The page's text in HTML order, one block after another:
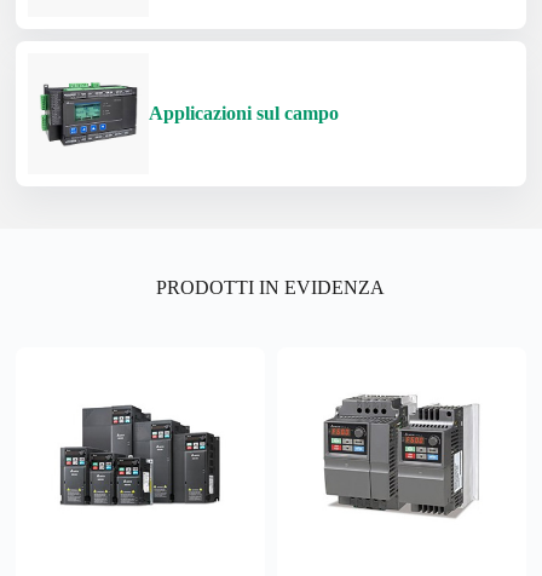
Applicazioni sul campo
PRODOTTI IN EVIDENZA